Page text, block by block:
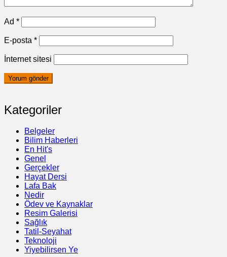
Ad *
E-posta *
İnternet sitesi
Kategoriler
Belgeler
Bilim Haberleri
En Hit's
Genel
Gerçekler
Hayat Dersi
Lafa Bak
Nedir
Ödev ve Kaynaklar
Resim Galerisi
Sağlık
Tatil-Seyahat
Teknoloji
Yiyebilirsen Ye